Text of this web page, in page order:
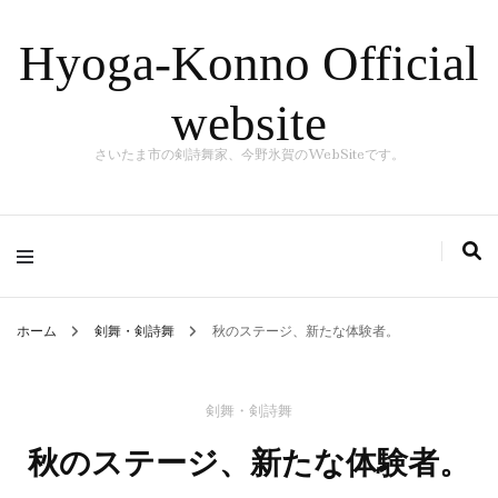
Hyoga-Konno Official
website
さいたま市の剣詩舞家、今野氷賀のWebSiteです。
ホーム 剣舞・剣詩舞 秋のステージ、新たな体験者。
剣舞・剣詩舞
秋のステージ、新たな体験者。